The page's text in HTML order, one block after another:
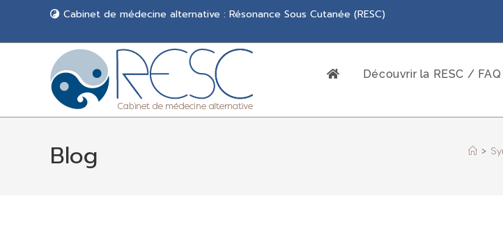
Cabinet de médecine alternative : Résonance Sous Cutanée (RESC)
Découvrir la RESC / FAQ
Blog >